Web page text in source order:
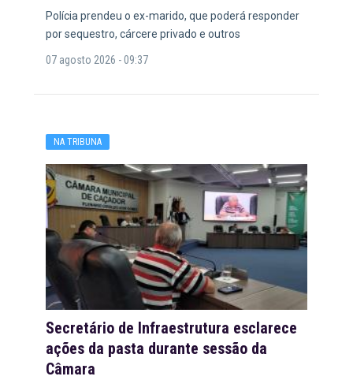
Polícia prendeu o ex-marido, que poderá responder
por sequestro, cárcere privado e outros
07 agosto 2026 - 09:37
NA TRIBUNA
Secretário de Infraestrutura esclarece
ações da pasta durante sessão da
Câmara